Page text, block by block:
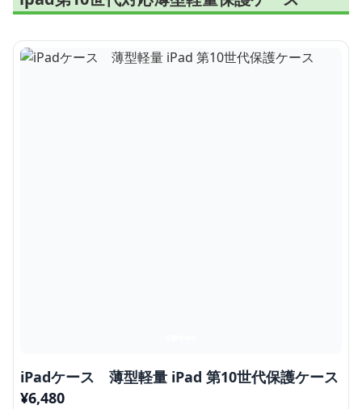
iPadケース 薄型軽量 iPad 第10世代保護ケース
¥6,480